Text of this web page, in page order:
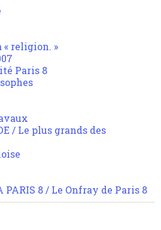
« religion. »
Paris 8
/ Le plus grands des
PARIS 8 / Le Onfray de Paris 8